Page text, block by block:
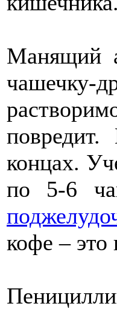
Манящий
чашечку-
концах.
по 5-6
кофе – это